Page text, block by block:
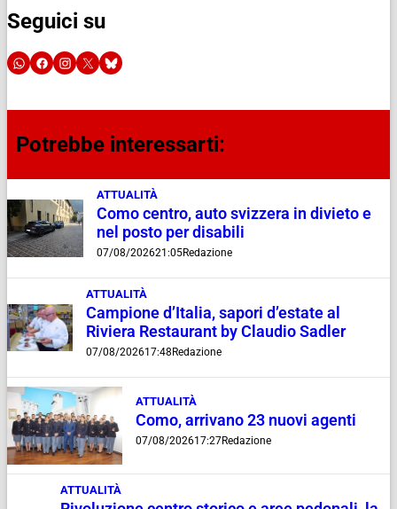
Seguici su
Potrebbe interessarti:
ATTUALITÀ
Como centro, auto svizzera in divieto e
nel posto per disabili
07/08/202621:05Redazione
ATTUALITÀ
Campione d’Italia, sapori d’estate al
Riviera Restaurant by Claudio Sadler
07/08/202617:48 Redazione
ATTUALITÀ
Como, arrivano 23 nuovi agenti
07/08/202617:27Redazione
ATTUALITÀ